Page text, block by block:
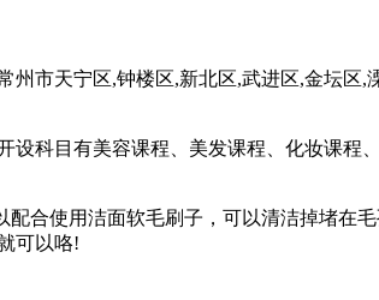
州市天宁区,钟楼区,新北区,武进区,金坛
设科目有美容课程、美发课程、化妆课
合使用洁面软毛刷子，可以清洁掉堵在
可以咯!